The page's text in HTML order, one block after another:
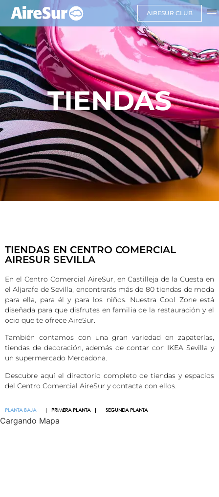
AIRESUR CLUB
TIENDAS
TIENDAS EN CENTRO COMERCIAL
AIRESUR SEVILLA
En el Centro Comercial AireSur, en Castilleja de la Cuesta en
el Aljarafe de Sevilla, encontrarás más de 80 tiendas de moda
para ella, para él y para los niños. Nuestra Cool Zone está
diseñada para que disfrutes en familia de la restauración y el
ocio que te ofrece AireSur.
También contamos con una gran variedad en zapaterías,
tiendas de decoración, además de contar con IKEA Sevilla y
un supermercado Mercadona.
Descubre aquí el directorio completo de tiendas y espacios
del Centro Comercial AireSur y contacta con ellos.
PLANTA BAJA PRIMERA PLANTA SEGUNDA PLANTA
Cargando Mapa